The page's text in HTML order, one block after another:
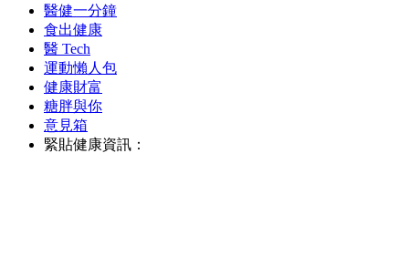
醫健一分鐘
食出健康
醫 Tech
運動懶人包
健康財富
糖胖與你
意見箱
緊貼健康資訊：